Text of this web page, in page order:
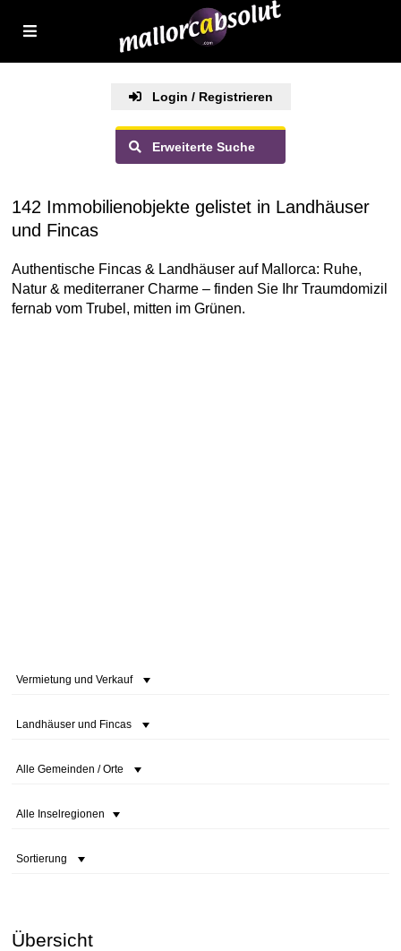
Login / Registrieren
Erweiterte Suche
142 Immobilienobjekte gelistet in Landhäuser
und Fincas
Authentische Fincas & Landhäuser auf Mallorca: Ruhe,
Natur & mediterraner Charme – finden Sie Ihr Traumdomizil
fernab vom Trubel, mitten im Grünen.
Vermietung und Verkauf
Landhäuser und Fincas
Alle Gemeinden / Orte
Alle Inselregionen
Sortierung
Übersicht